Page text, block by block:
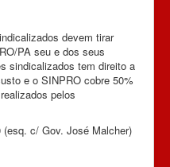
devem tirar
PA seu e dos seus
sindicalizados tem direito a
e o SINPRO cobre 50%
pelos
c/ Gov. José Malcher)